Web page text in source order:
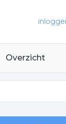
Overzicht